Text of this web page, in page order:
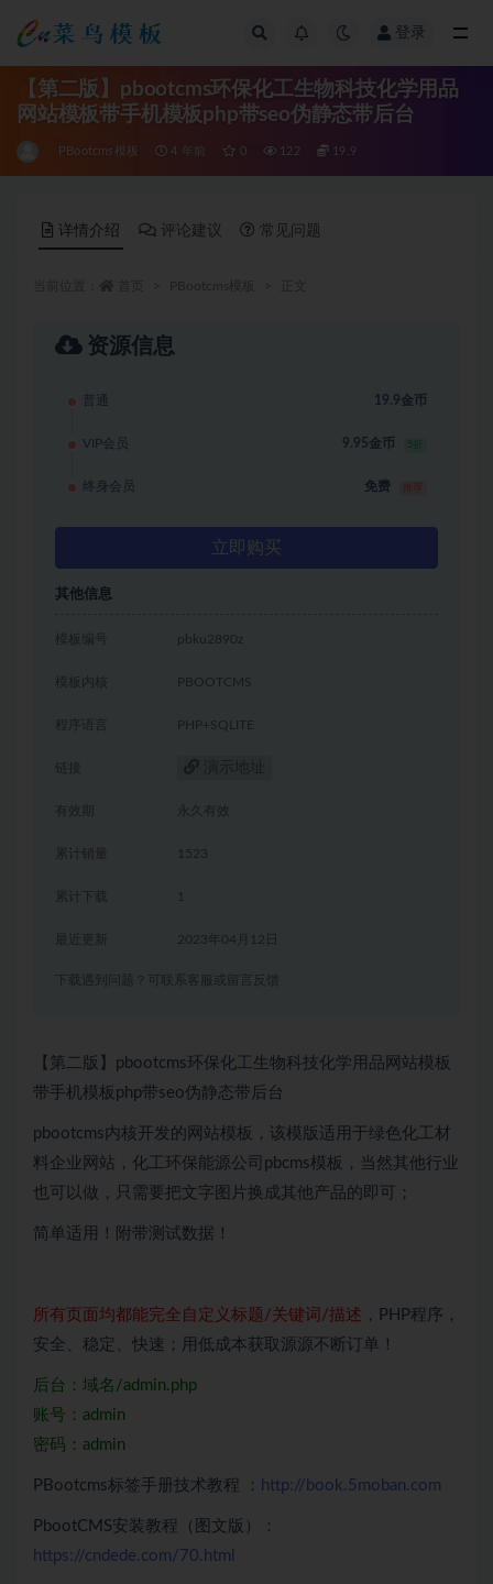
登录
【第二版】pbootcms环保化工生物科技化学用品
网站模板带手机模板php带seo伪静态带后台
PBootcms模板 4 年前 0 122 19.9
详情介绍 评论建议 常见问题
资源信息
普通 19.9金币
VIP会员 9.95金币 5折
终身会员 免费
立即购买
其他信息
模板编号 pbku2890z
模板内核 PBOOTCMS
程序语言 PHP+SQLITE
链接
有效期 永久有效
累计销量 1523
累计下载 1
2023年04月12日
下载遇到问题？可联系客服或留言反馈
【第二版】pbootcms环保化工生物科技化学用品网站模板
带手机模板php带seo伪静态带后台
pbootcms内核开发的网站模板，该模版适用于绿色化工材
料企业网站，化工环保能源公司pbcms模板，当然其他行业
也可以做，只需要把文字图片换成其他产品的即可；
简单适用！附带测试数据！
所有页面均都能完全自定义标题/关键词/描述 ，PHP程序，
安全、稳定、快速；用低成本获取源源不断订单！
后台：域名/admin.php
账号：admin
密码：admin
PBootcms标签手册技术教程 ： http://book.5moban.com
PbootCMS安装教程（图文版）：
https://cndede.com/70.html